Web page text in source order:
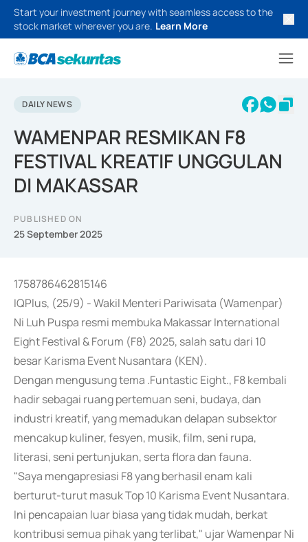
Start your investment journey with seamless access to the
stock market wherever you are. Learn More
DAILY NEWS
WAMENPAR RESMIKAN F8
FESTIVAL KREATIF UNGGULAN
DI MAKASSAR
PUBLISHED ON
25 September 2025
1758786462815146
IQPlus, (25/9) - Wakil Menteri Pariwisata (Wamenpar)
Ni Luh Puspa resmi membuka Makassar International
Eight Festival & Forum (F8) 2025, salah satu dari 10
besar Karisma Event Nusantara (KEN).
Dengan mengusung tema .Funtastic Eight., F8 kembali
hadir sebagai ruang pertemuan seni, budaya, dan
industri kreatif, yang memadukan delapan subsektor
mencakup kuliner, fesyen, musik, film, seni rupa,
literasi, seni pertunjukan, serta flora dan fauna.
"Saya mengapresiasi F8 yang berhasil enam kali
berturut-turut masuk Top 10 Karisma Event Nusantara.
Ini pencapaian luar biasa yang tidak mudah, berkat
kontribusi semua pihak yang terlibat," ujar Wamenpar Ni